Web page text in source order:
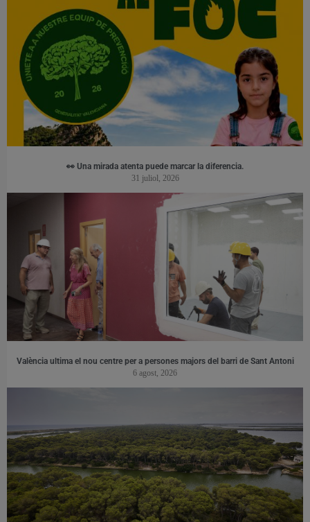
👀 Una mirada atenta puede marcar la diferencia.
31 juliol, 2026
València ultima el nou centre per a persones majors del barri de Sant Antoni
6 agost, 2026